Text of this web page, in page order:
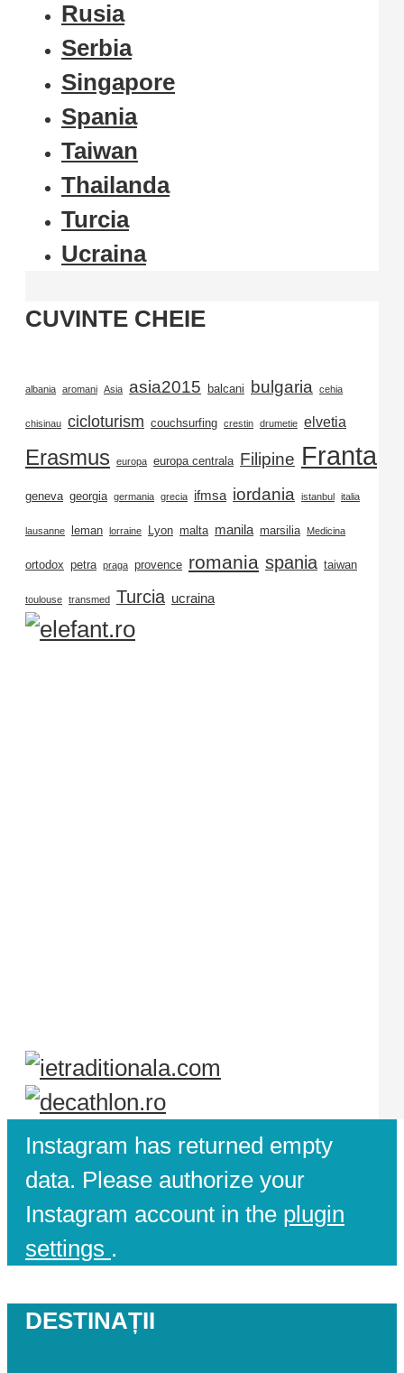
Rusia
Serbia
Singapore
Spania
Taiwan
Thailanda
Turcia
Ucraina
CUVINTE CHEIE
albania aromani Asia asia2015 balcani bulgaria cehia
chisinau cicloturism couchsurfing crestin drumetie elvetia
Erasmus europa europa centrala Filipine Franta
geneva georgia germania grecia ifmsa iordania istanbul italia
lausanne leman lorraine Lyon malta manila marsilia Medicina
ortodox petra praga provence romania spania taiwan
toulouse transmed Turcia ucraina
Instagram has returned empty
data. Please authorize your
Instagram account in the plugin
settings .
DESTINAȚII